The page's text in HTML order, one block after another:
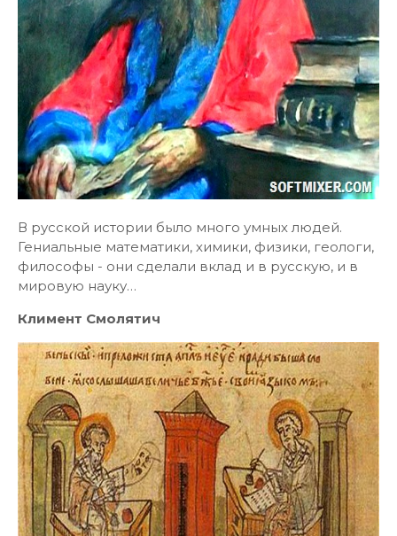
В русской истории было много умных людей.
Гениальные математики, химики, физики, геологи,
философы - они сделали вклад и в русскую, и в
мировую науку…
Климент Смолятич